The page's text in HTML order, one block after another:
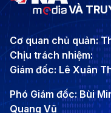
VÀ
Cơ quan chủ quản:
Chịu trách nhiệm:
Giám đốc: Lê Xuân
Phó Giám đốc: Bùi
Quang Vũ